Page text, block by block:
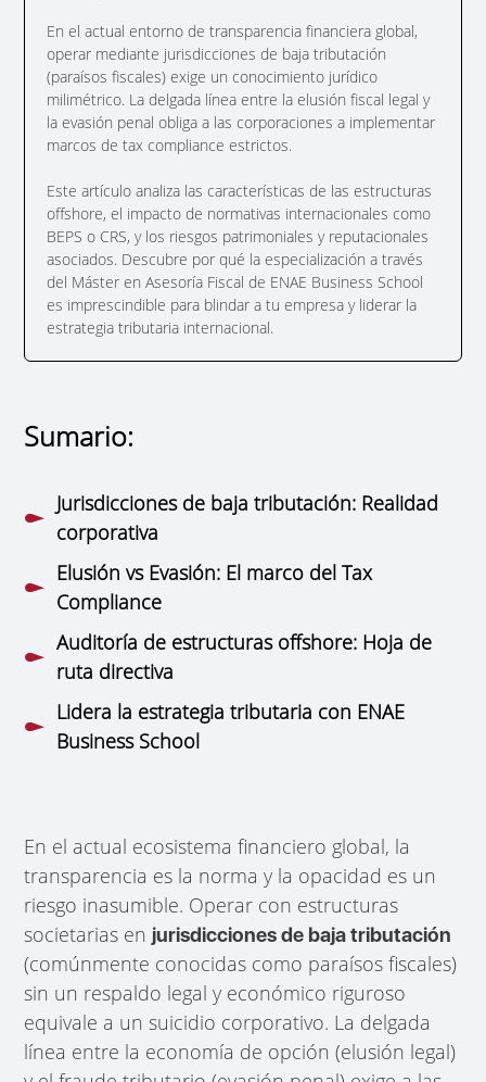
En el actual entorno de transparencia financiera global,
operar mediante jurisdicciones de baja tributación
(paraísos fiscales) exige un conocimiento jurídico
milimétrico. La delgada línea entre la elusión fiscal legal y
la evasión penal obliga a las corporaciones a implementar
marcos de tax compliance estrictos.
Este artículo analiza las características de las estructuras
offshore, el impacto de normativas internacionales como
BEPS o CRS, y los riesgos patrimoniales y reputacionales
asociados. Descubre por qué la especialización a través
del Máster en Asesoría Fiscal de ENAE Business School
es imprescindible para blindar a tu empresa y liderar la
estrategia tributaria internacional.
Sumario:
Jurisdicciones de baja tributación: Realidad
corporativa
Elusión vs Evasión: El marco del Tax
Compliance
Auditoría de estructuras offshore: Hoja de
ruta directiva
Lidera la estrategia tributaria con ENAE
Business School
En el actual ecosistema financiero global, la
transparencia es la norma y la opacidad es un
riesgo inasumible. Operar con estructuras
societarias en jurisdicciones de baja tributación
(comúnmente conocidas como paraísos fiscales)
sin un respaldo legal y económico riguroso
equivale a un suicidio corporativo. La delgada
línea entre la economía de opción (elusión legal)